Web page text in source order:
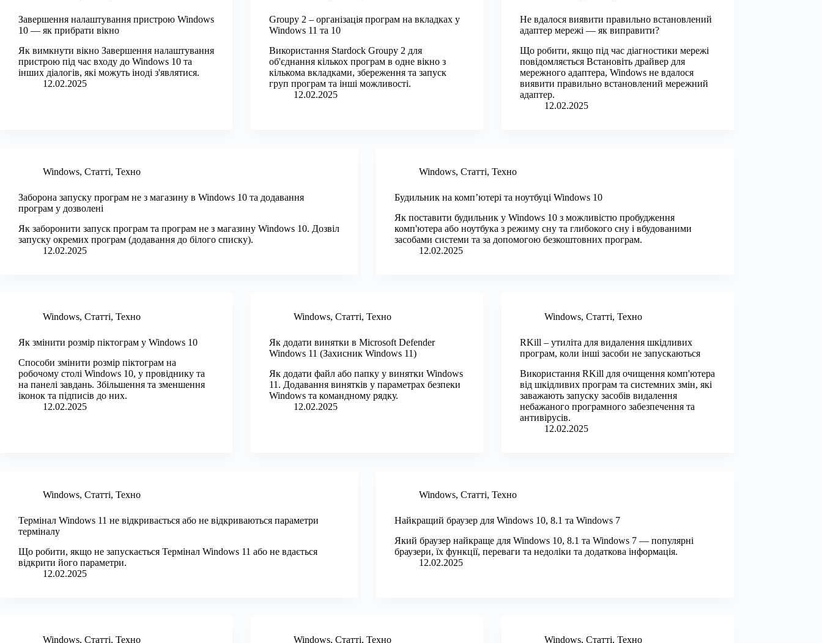
Завершення налаштування пристрою Windows
10 — як прибрати вікно
Як вимкнути вікно Завершення налаштування
пристрою під час входу до Windows 10 та
інших діалогів, які можуть іноді з'являтися.
12.02.2025
Groupy 2 – організація програм на вкладках у
Windows 11 та 10
Використання Stardock Groupy 2 для
об'єднання кількох програм в одне вікно з
кількома вкладками, збереження та запуск
груп програм та інші можливості.
12.02.2025
Не вдалося виявити правильно встановлений
адаптер мережі — як виправити?
Що робити, якщо під час діагностики мережі
повідомляється Встановіть драйвер для
мережного адаптера, Windows не вдалося
виявити правильно встановлений мережний
адаптер.
12.02.2025
Windows, Статті, Техно
Заборона запуску програм не з магазину в Windows 10 та додавання
програм у дозволені
Як заборонити запуск програм та програм не з магазину Windows 10. Дозвіл
запуску окремих програм (додавання до білого списку).
12.02.2025
Windows, Статті, Техно
Будильник на комп’ютері та ноутбуці Windows 10
Як поставити будильник у Windows 10 з можливістю пробудження
комп'ютера або ноутбука з режиму сну та глибокого сну і вбудованими
засобами системи та за допомогою безкоштовних програм.
12.02.2025
Windows, Статті, Техно
Як змінити розмір піктограм у Windows 10
Способи змінити розмір піктограм на
робочому столі Windows 10, у провіднику та
на панелі завдань. Збільшення та зменшення
іконок та підписів до них.
12.02.2025
Windows, Статті, Техно
Як додати винятки в Microsoft Defender
Windows 11 (Захисник Windows 11)
Як додати файл або папку у винятки Windows
11. Додавання винятків у параметрах безпеки
Windows та командному рядку.
12.02.2025
Windows, Статті, Техно
RKill – утиліта для видалення шкідливих
програм, коли інші засоби не запускаються
Використання RKill для очищення комп'ютера
від шкідливих програм та системних змін, які
заважають запуску засобів видалення
небажаного програмного забезпечення та
антивірусів.
12.02.2025
Windows, Статті, Техно
Термінал Windows 11 не відкривається або не відкриваються параметри
терміналу
Що робити, якщо не запускається Термінал Windows 11 або не вдається
відкрити його параметри.
12.02.2025
Windows, Статті, Техно
Найкращий браузер для Windows 10, 8.1 та Windows 7
Який браузер найкраще для Windows 10, 8.1 та Windows 7 — популярні
браузери, їх функції, переваги та недоліки та додаткова інформація.
12.02.2025
Windows, Статті, Техно Windows, Статті, Техно Windows, Статті, Техно